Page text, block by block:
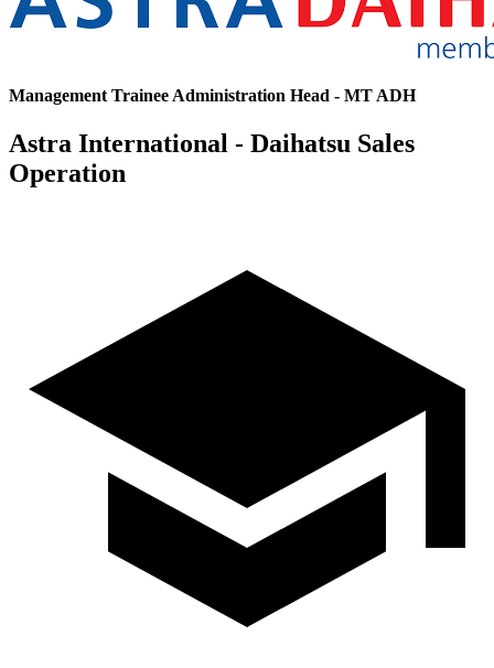
Management Trainee Administration Head - MT ADH
Astra International - Daihatsu Sales
Operation